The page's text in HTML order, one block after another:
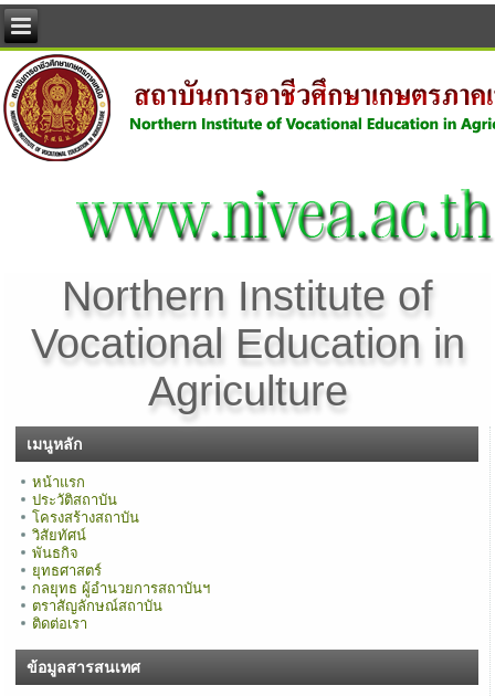
Northern Institute of
Vocational Education in
Agriculture
เมนูหลัก
หน้าแรก
ประวัติสถาบัน
โครงสร้างสถาบัน
วิสัยทัศน์
พันธกิจ
ยุทธศาสตร์
กลยุทธ ผู้อำนวยการสถาบันฯ
ตราสัญลักษณ์สถาบัน
ติดต่อเรา
ข้อมูลสารสนเทศ